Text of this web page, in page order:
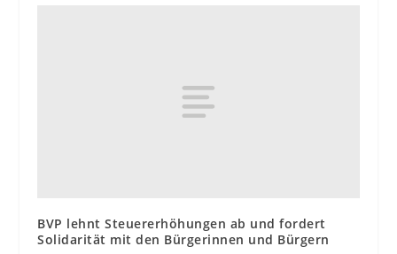
BVP lehnt Steuererhöhungen ab und fordert
Solidarität mit den Bürgerinnen und Bürgern